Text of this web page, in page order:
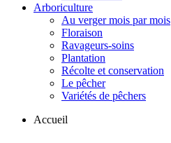
Arboriculture
Au verger mois par mois
Floraison
Ravageurs-soins
Plantation
Récolte et conservation
Le pêcher
Variétés de pêchers
Accueil